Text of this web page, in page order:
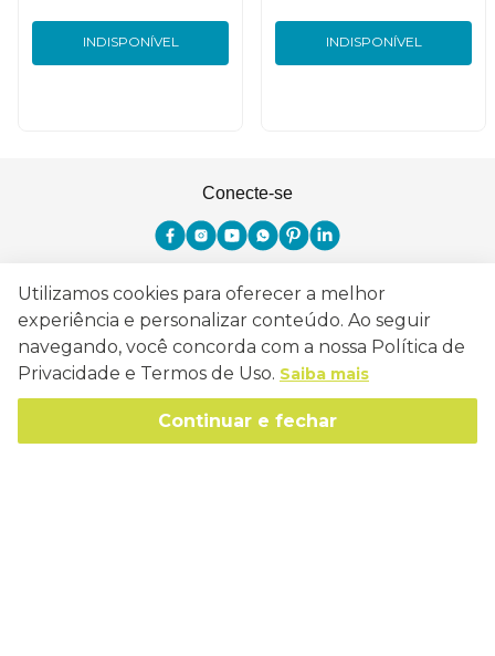
INDISPONÍVEL INDISPONÍVEL
Conecte-se
Como Trabalhamos
Política de Entrega
Trocas e Devoluções
Sobre a Eucatex
Canal de Ética
Sustentabilidade
Utilizamos cookies para oferecer a melhor
experiência e personalizar conteúdo. Ao seguir
navegando, você concorda com a nossa Política de
Privacidade e Termos de Uso. Saiba mais
Continuar e fechar